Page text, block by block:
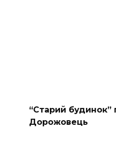
“Старий будинок”
Дорожовець